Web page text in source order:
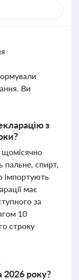
Ви
з
щомісячно
пальне, спирт,
імпортують
має
за
10
строку
2026 року?